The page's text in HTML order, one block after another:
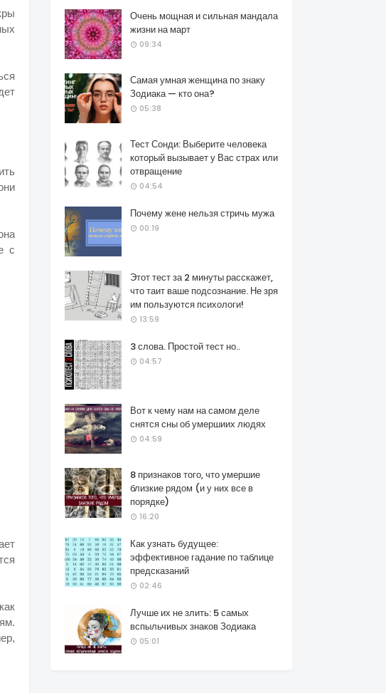
с
Очень мощная и сильная мандала
жизни на март
09:34
Самая умная женщина по знаку
Зодиака — кто она?
05:38
Тест Сонди: Выберите человека
который вызывает у Вас страх или
отвращение
04:54
Почему жене нельзя стричь мужа
00:19
Этот тест за 2 минуты расскажет,
что таит ваше подсознание. Не зря
им пользуются психологи!
13:59
3 слова. Простой тест но..
04:57
Вот к чему нам на самом деле
снятся сны об умершиих людях
04:59
8 признаков того, что умершие
близкие рядом (и у них все в
порядке)
16:20
Как узнать будущее:
эффективное гадание по таблице
предсказаний
02:46
Лучше их не злить: 5 самых
вспыльчивых знаков Зодиака
05:01